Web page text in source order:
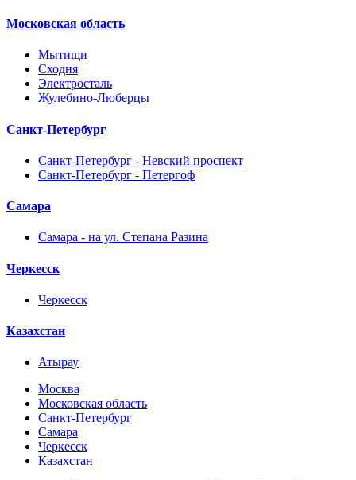
Московская область
Мытищи
Сходня
Электросталь
Жулебино-Люберцы
Санкт-Петербург
Санкт-Петербург - Невский проспект
Санкт-Петербург - Петергоф
Самара
Самара - на ул. Степана Разина
Черкесск
Черкесск
Казахстан
Атырау
Москва
Московская область
Санкт-Петербург
Самара
Черкесск
Казахстан